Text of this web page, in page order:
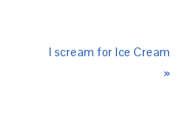
I scream for Ice Cream
»